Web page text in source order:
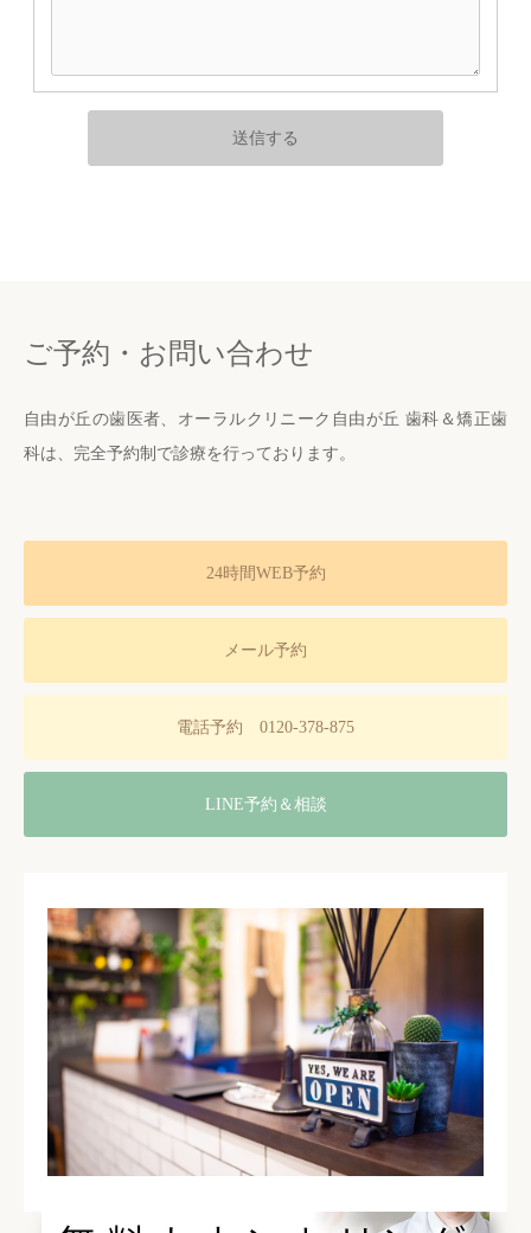
ご予約・お問い合わせ
自由が丘の歯医者、オーラルクリニーク自由が丘 歯科＆矯正歯
科は、完全予約制で診療を行っております。
24時間WEB予約
メール予約
電話予約 0120-378-875
LINE予約＆相談